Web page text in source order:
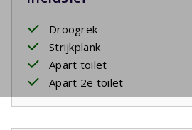
Droogrek
Strijkplank
Apart toilet
Apart 2e toilet